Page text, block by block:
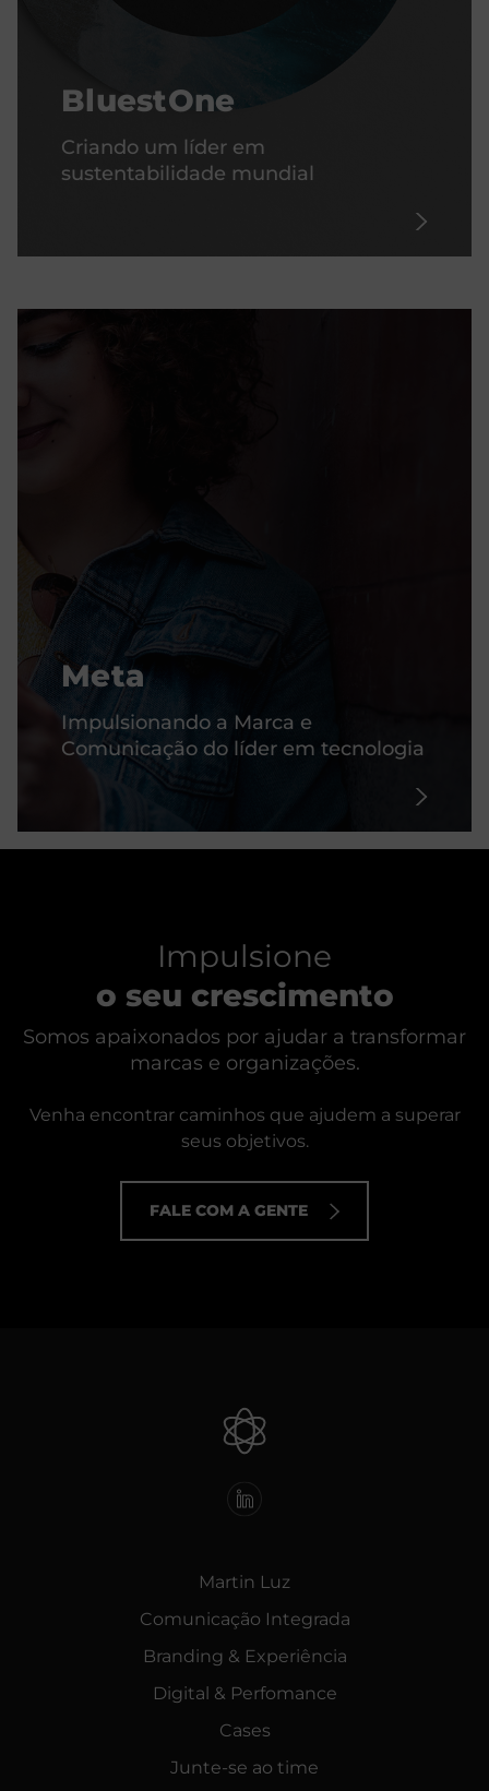
BluestOne
Criando um líder em
sustentabilidade mundial
Meta
Impulsionando a Marca e
Comunicação do líder em tecnologia
Impulsione
o seu crescimento
Somos apaixonados por ajudar a transformar
marcas e organizações.
Venha encontrar caminhos que ajudem a superar
seus objetivos.
FALE COM A GENTE
Martin Luz
Comunicação Integrada
Branding & Experiência
Digital & Perfomance
Cases
Junte-se ao time